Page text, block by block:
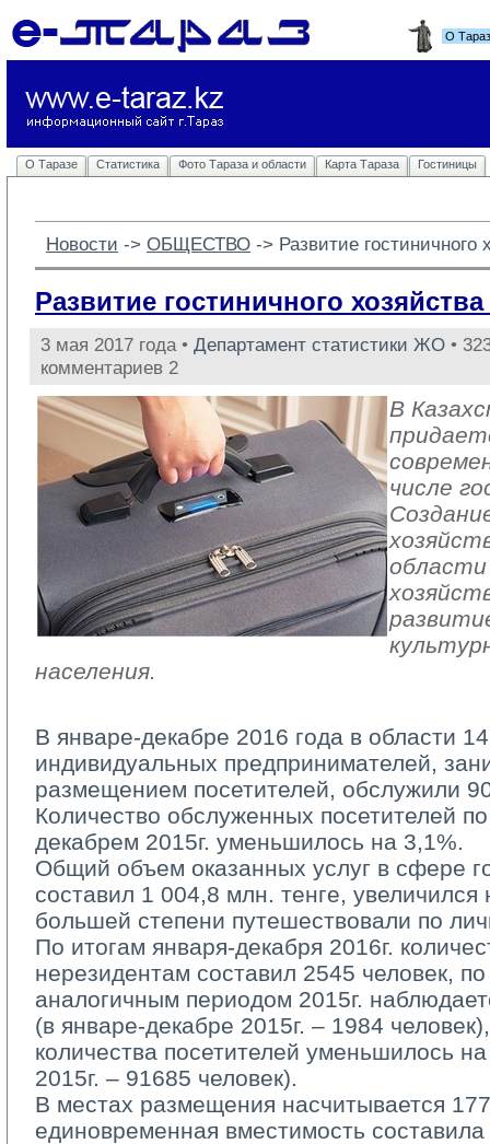
О
О Таразе Статистика Фото Тараза и области Карта Тараза Гостиницы
Новости -> ОБЩЕСТВО -> Развитие гостиничного
Развитие гостиничного
3 мая 2017 года • Департамент статистики ЖО •
комментариев 2
В
числе
области
населения.
В январе-декабре 2016 года в области
индивидуальных предпринимателей,
размещением посетителей, обслужили
Количество обслуженных посетителей
декабрем 2015г. уменьшилось на 3,1%.
Общий объем оказанных услуг в сфере
составил 1 004,8 млн. тенге,
большей степени путешествовали по
По итогам января-декабря 2016г.
нерезидентам составил 2545 человек,
аналогичным периодом 2015г.
(в январе-декабре 2015г. – 1984
количества посетителей уменьшилось
2015г. – 91685 человек).
В местах размещения насчитывается
единовременная вместимость составила